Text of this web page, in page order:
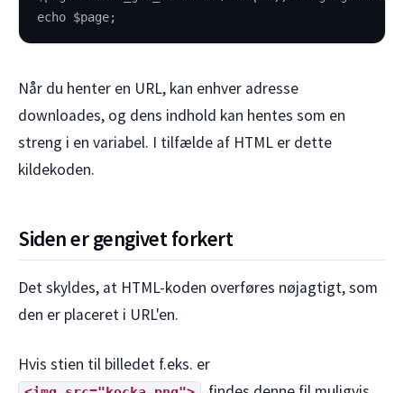
echo $page;
Når du henter en URL, kan enhver adresse
downloades, og dens indhold kan hentes som en
streng i en variabel. I tilfælde af HTML er dette
kildekoden.
Siden er gengivet forkert
Det skyldes, at HTML-koden overføres nøjagtigt, som
den er placeret i URL'en.
Hvis stien til billedet f.eks. er